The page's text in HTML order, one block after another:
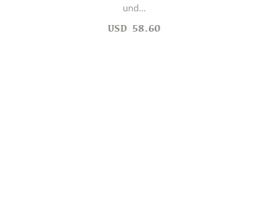
und...
USD 58.60